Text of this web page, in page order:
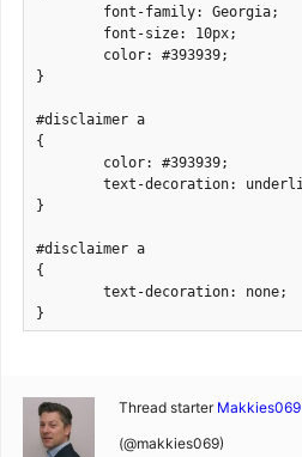
}
#disclaimer a
{
}
#disclaimer a
{
}
Thread starter Makkies069
(@makkies069)